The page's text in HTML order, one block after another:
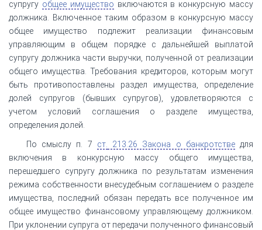
супругу общее имущество включаются в конкурсную массу
должника. Включенное таким образом в конкурсную массу
общее имущество подлежит реализации финансовым
управляющим в общем порядке с дальнейшей выплатой
супругу должника части выручки, полученной от реализации
общего имущества. Требования кредиторов, которым могут
быть противопоставлены раздел имущества, определение
долей супругов (бывших супругов), удовлетворяются с
учетом условий соглашения о разделе имущества,
определения долей.
По смыслу п. 7 ст. 213.26 Закона о банкротстведля
включения в конкурсную массу общего имущества,
перешедшего супругу должника по результатам изменения
режима собственности внесудебным соглашением о разделе
имущества, последний обязан передать все полученное им
общее имущество финансовому управляющему должником.
При уклонении супруга от передачи полученного финансовый